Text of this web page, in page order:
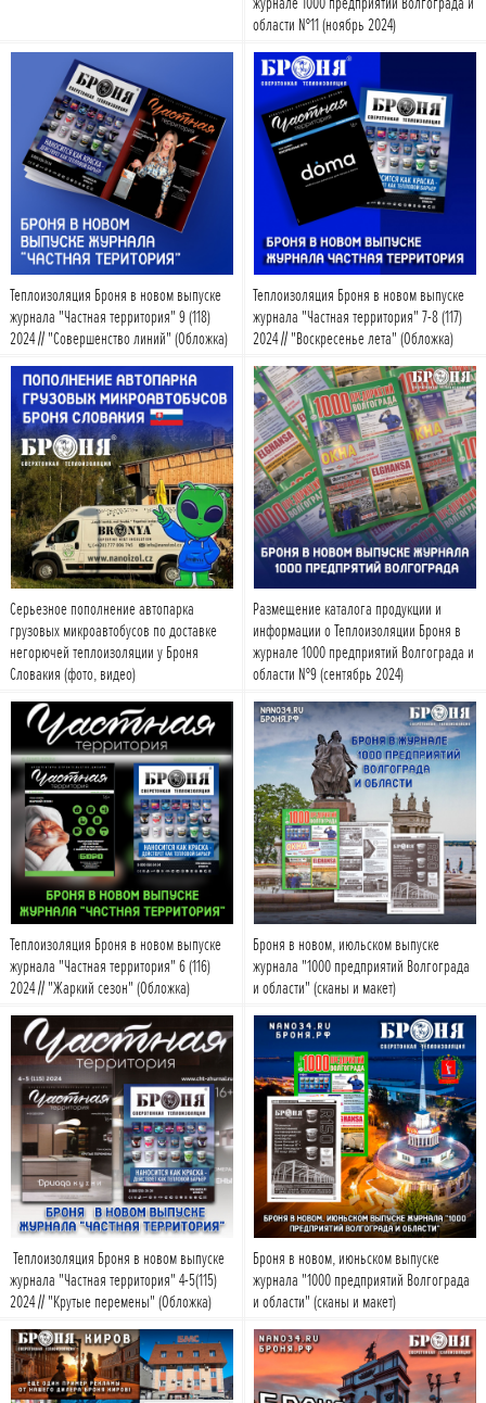
области №11 (ноябрь 2024)
Подробнее
Теплоизоляция Броня в новом выпуске
журнала "Частная территория" 9 (118)
2024 // "Совершенство линий" (Обложка)
Подробнее
Теплоизоляция Броня в новом выпуске
журнала "Частная территория" 7-8 (117)
2024 // "Воскресенье лета" (Обложка)
Подробнее
Серьезное пополнение автопарка
грузовых микроавтобусов по доставке
негорючей теплоизоляции у Броня
Словакия (фото, видео)
Подробнее
Размещение каталога продукции и
информации о Теплоизоляции Броня в
журнале 1000 предприятий Волгограда и
области №9 (сентябрь 2024)
Подробнее
Теплоизоляция Броня в новом выпуске
журнала "Частная территория" 6 (116)
2024 // "Жаркий сезон" (Обложка)
Подробнее
Броня в новом, июльском выпуске
журнала "1000 предприятий Волгограда
и области" (сканы и макет)
Подробнее
Теплоизоляция Броня в новом выпуске
журнала "Частная территория" 4-5(115)
2024 // "Крутые перемены" (Обложка)
Подробнее
Броня в новом, июньском выпуске
журнала "1000 предприятий Волгограда
и области" (сканы и макет)